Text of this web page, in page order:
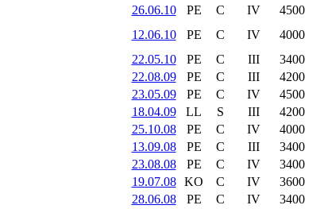
26.06.10
PE C IV 4500
12.06.10
PE C IV 4000
22.05.10
PE C III 3400
22.08.09
PE C III 4200
23.05.09
PE C IV 4500
18.04.09
LL S III 4200
25.10.08
PE C IV 4000
13.09.08
PE C III 3400
23.08.08
PE C IV 3400
19.07.08
KO C IV 3600
28.06.08
PE C IV 3400